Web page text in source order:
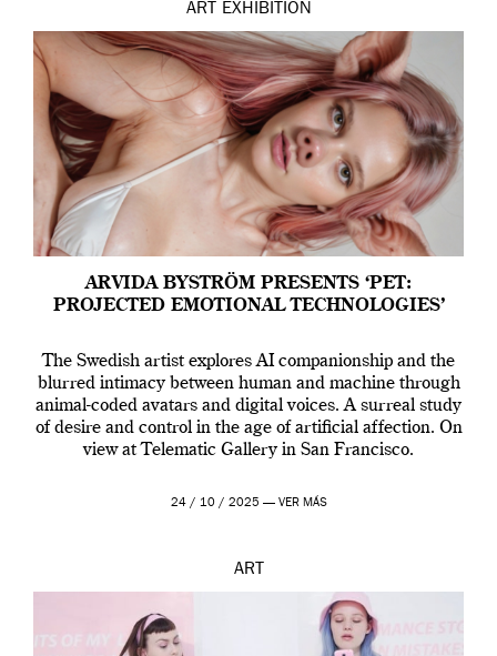
ART EXHIBITION
ARVIDA BYSTRÖM PRESENTS ‘PET:
PROJECTED EMOTIONAL TECHNOLOGIES’
The Swedish artist explores AI companionship and the
blurred intimacy between human and machine through
animal-coded avatars and digital voices. A surreal study
of desire and control in the age of artificial affection. On
view at Telematic Gallery in San Francisco.
24 / 10 / 2025 — VER MÁS
ART